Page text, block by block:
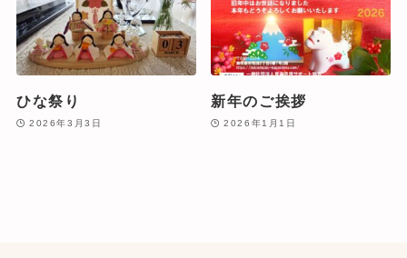
ひな祭り
2026年3月3日
新年のご挨拶
2026年1月1日